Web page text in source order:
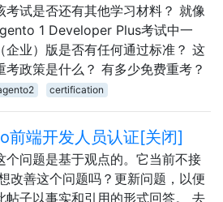
考试是否还有其他学习材料？ 就像
1 Developer Plus考试中一
企业）版是否有任何通过标准？ 这
考政策是什么？ 有多少免费重考？
certification
前端开发人员认证[关闭]
个问题是基于观点的。它当前不接
改善这个问题吗？更新问题，以便
帖子以事实和引用的形式回答。 去